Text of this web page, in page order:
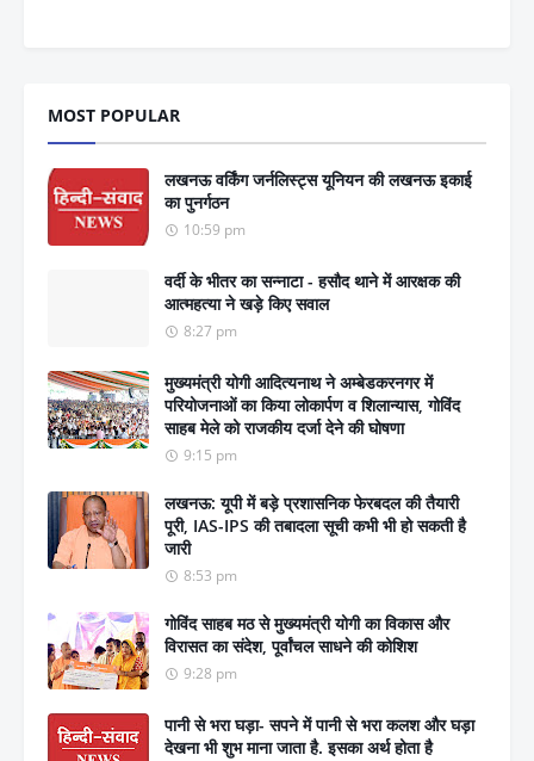
MOST POPULAR
लखनऊ वर्किंग जर्नलिस्ट्स यूनियन की लखनऊ इकाई
का पुनर्गठन
10:59 pm
वर्दी के भीतर का सन्नाटा - हसौद थाने में आरक्षक की
आत्महत्या ने खड़े किए सवाल
8:27 pm
मुख्यमंत्री योगी आदित्यनाथ ने अम्बेडकरनगर में
परियोजनाओं का किया लोकार्पण व शिलान्यास, गोविंद
साहब मेले को राजकीय दर्जा देने की घोषणा
9:15 pm
लखनऊ: यूपी में बड़े प्रशासनिक फेरबदल की तैयारी
पूरी, IAS-IPS की तबादला सूची कभी भी हो सकती है
जारी
8:53 pm
गोविंद साहब मठ से मुख्यमंत्री योगी का विकास और
विरासत का संदेश, पूर्वांचल साधने की कोशिश
9:28 pm
पानी से भरा घड़ा- सपने में पानी से भरा कलश और घड़ा
देखना भी शुभ माना जाता है. इसका अर्थ होता है